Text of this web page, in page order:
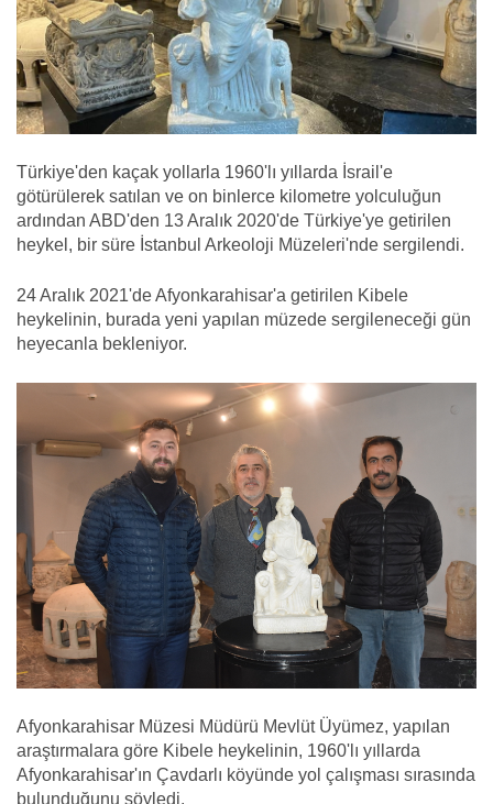
Türkiye'den kaçak yollarla 1960'lı yıllarda İsrail'e
götürülerek satılan ve on binlerce kilometre yolculuğun
ardından ABD'den 13 Aralık 2020'de Türkiye'ye getirilen
heykel, bir süre İstanbul Arkeoloji Müzeleri'nde sergilendi.
24 Aralık 2021'de Afyonkarahisar'a getirilen Kibele
heykelinin, burada yeni yapılan müzede sergileneceği gün
heyecanla bekleniyor.
Afyonkarahisar Müzesi Müdürü Mevlüt Üyümez, yapılan
araştırmalara göre Kibele heykelinin, 1960'lı yıllarda
Afyonkarahisar'ın Çavdarlı köyünde yol çalışması sırasında
bulunduğunu söyledi.